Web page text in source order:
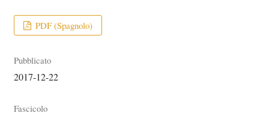
PDF (Spagnolo)
Pubblicato
2017-12-22
Fascicolo